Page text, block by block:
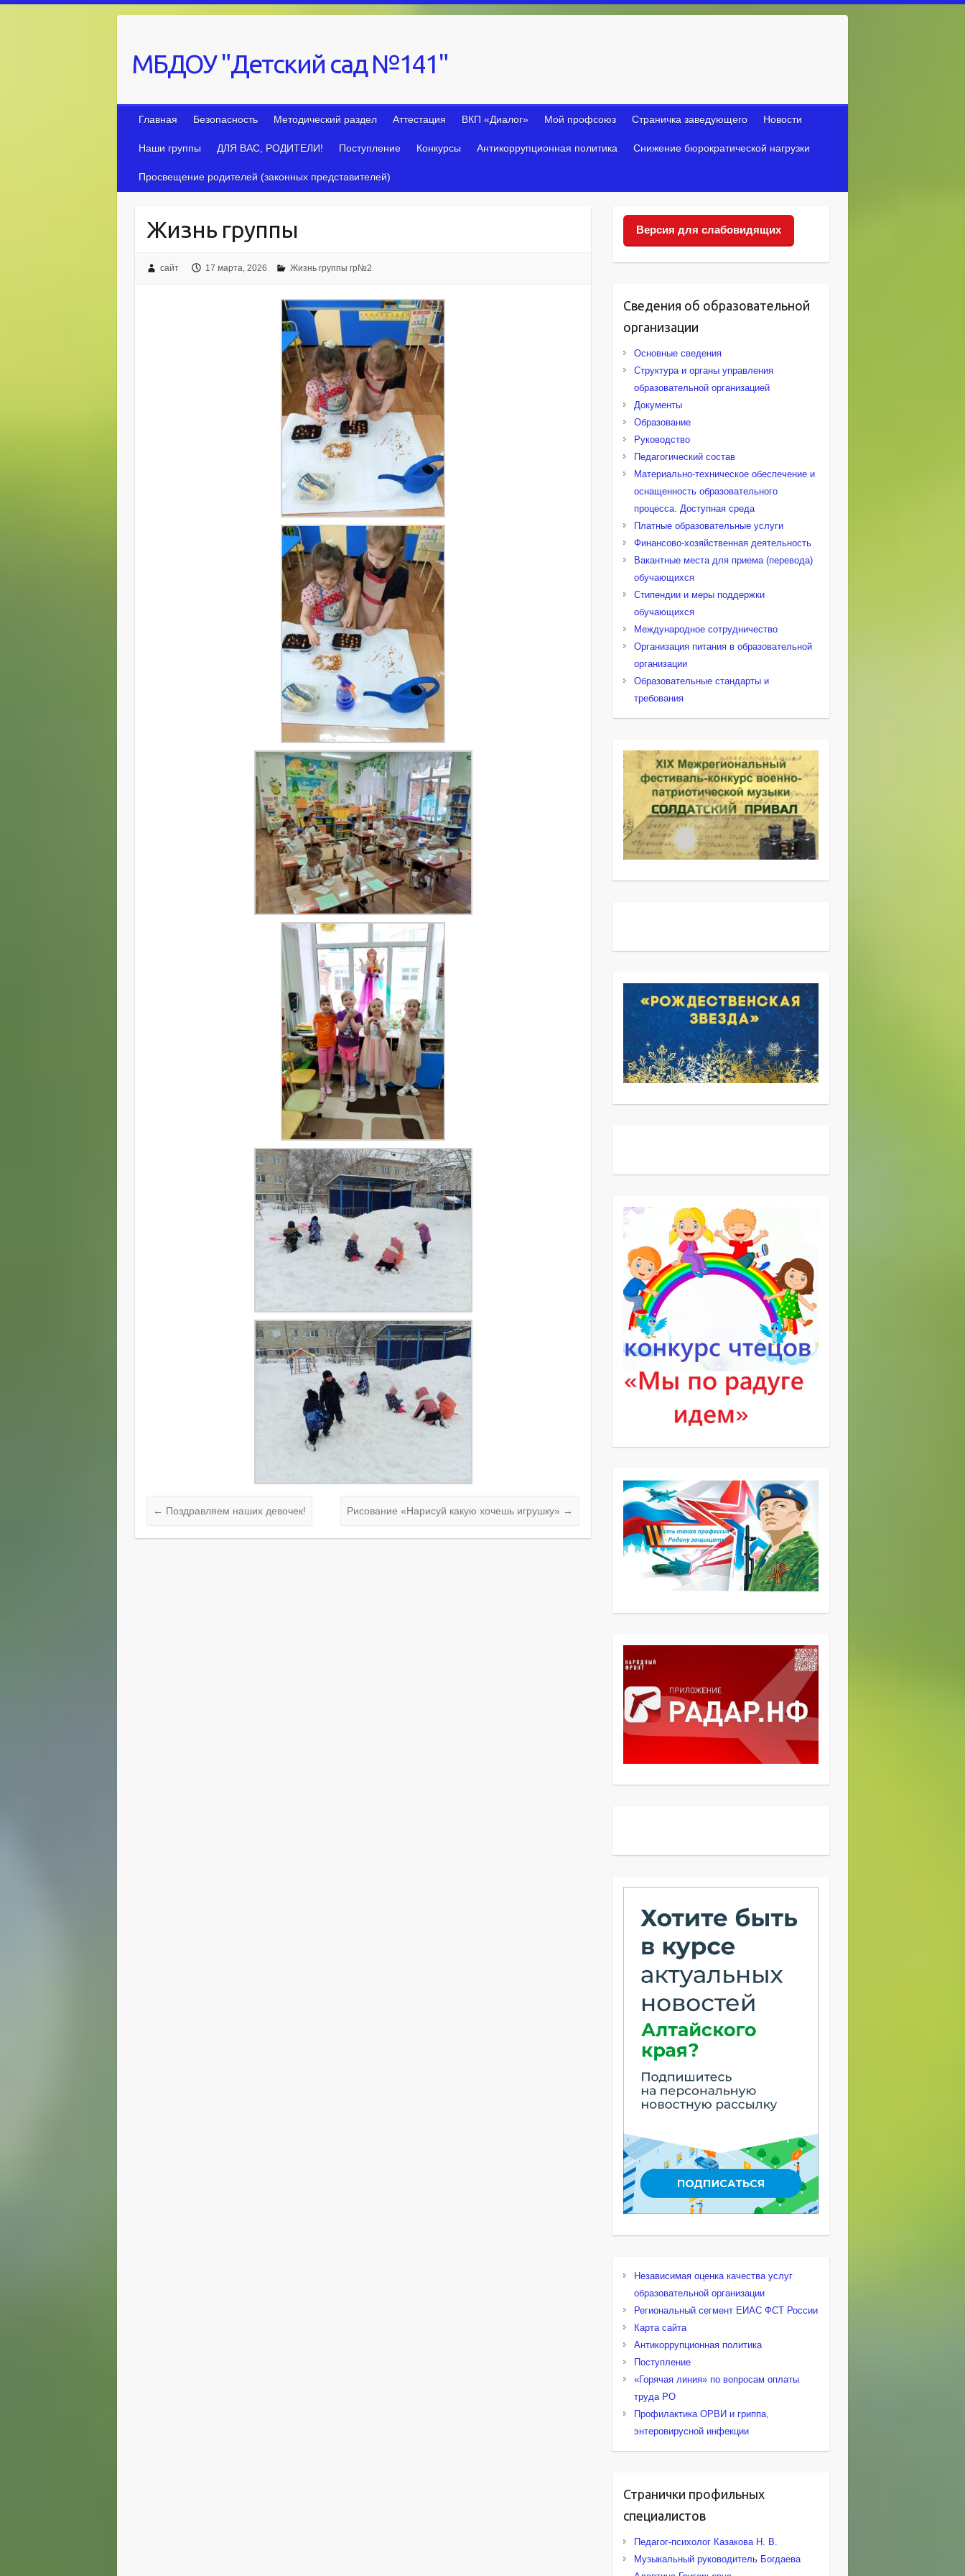
МБДОУ "Детский сад №141"
Главная Безопасность Методический раздел Аттестация ВКП «Диалог» Мой профсоюз Страничка заведующего Новости
Наши группы ДЛЯ ВАС, РОДИТЕЛИ! Поступление Конкурсы Антикоррупционная политика Снижение бюрократической нагрузки
Просвещение родителей (законных представителей)
Жизнь группы
сайт 17 марта, 2026 Жизнь группы гр№2
← Поздравляем наших девочек! Рисование «Нарисуй какую хочешь игрушку» →
Версия для слабовидящих
Сведения об образовательной
организации
Основные сведения
Структура и органы управления
образовательной организацией
Документы
Образование
Руководство
Педагогический состав
Материально-техническое обеспечение и
оснащенность образовательного
процесса. Доступная среда
Платные образовательные услуги
Финансово-хозяйственная деятельность
Вакантные места для приема (перевода)
обучающихся
Стипендии и меры поддержки
обучающихся
Международное сотрудничество
Организация питания в образовательной
организации
Образовательные стандарты и
требования
Независимая оценка качества услуг
образовательной организации
Региональный сегмент ЕИАС ФСТ России
Карта сайта
Антикоррупционная политика
Поступление
«Горячая линия» по вопросам оплаты
труда РО
Профилактика ОРВИ и гриппа,
энтеровирусной инфекции
Странички профильных
специалистов
Педагог-психолог Казакова Н. В.
Музыкальный руководитель Богдаева